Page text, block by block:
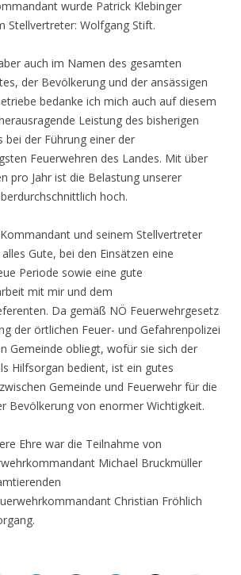
wurde Patrick Klebinger
Stellvertreter: Wolfgang Stift.
auch im Namen des gesamten
der Bevölkerung und der ansässigen
bedanke ich mich auch auf diesem
Leistung des bisherigen
bei der Führung einer der
Feuerwehren des Landes. Mit über
pro Jahr ist die Belastung unserer
hoch.
und seinem Stellvertreter
Gute, bei den Einsätzen eine
Periode sowie eine gute
mit mir und dem
Da gemäß NÖ Feuerwehrgesetz
der örtlichen Feuer- und Gefahrenpolizei
Gemeinde obliegt, wofür sie sich der
Hilfsorgan bedient, ist ein gutes
Gemeinde und Feuerwehr für die
Bevölkerung von enormer Wichtigkeit.
Ehre war die Teilnahme von
Michael Bruckmüller
Christian Fröhlich